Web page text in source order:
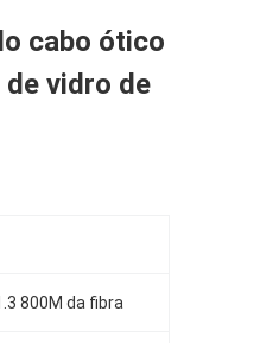
cabo ótico
vidro de
800M da fibra